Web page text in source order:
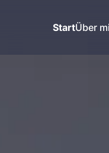
StartÜber